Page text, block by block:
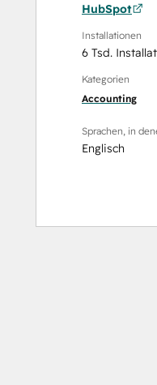
HubSpot
Installationen
6 Tsd.
Kategorien
Accounting
Sprachen, in
Englisch